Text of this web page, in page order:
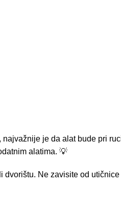
je da alat bude pri
alatima. 💡
Ne zavisite od